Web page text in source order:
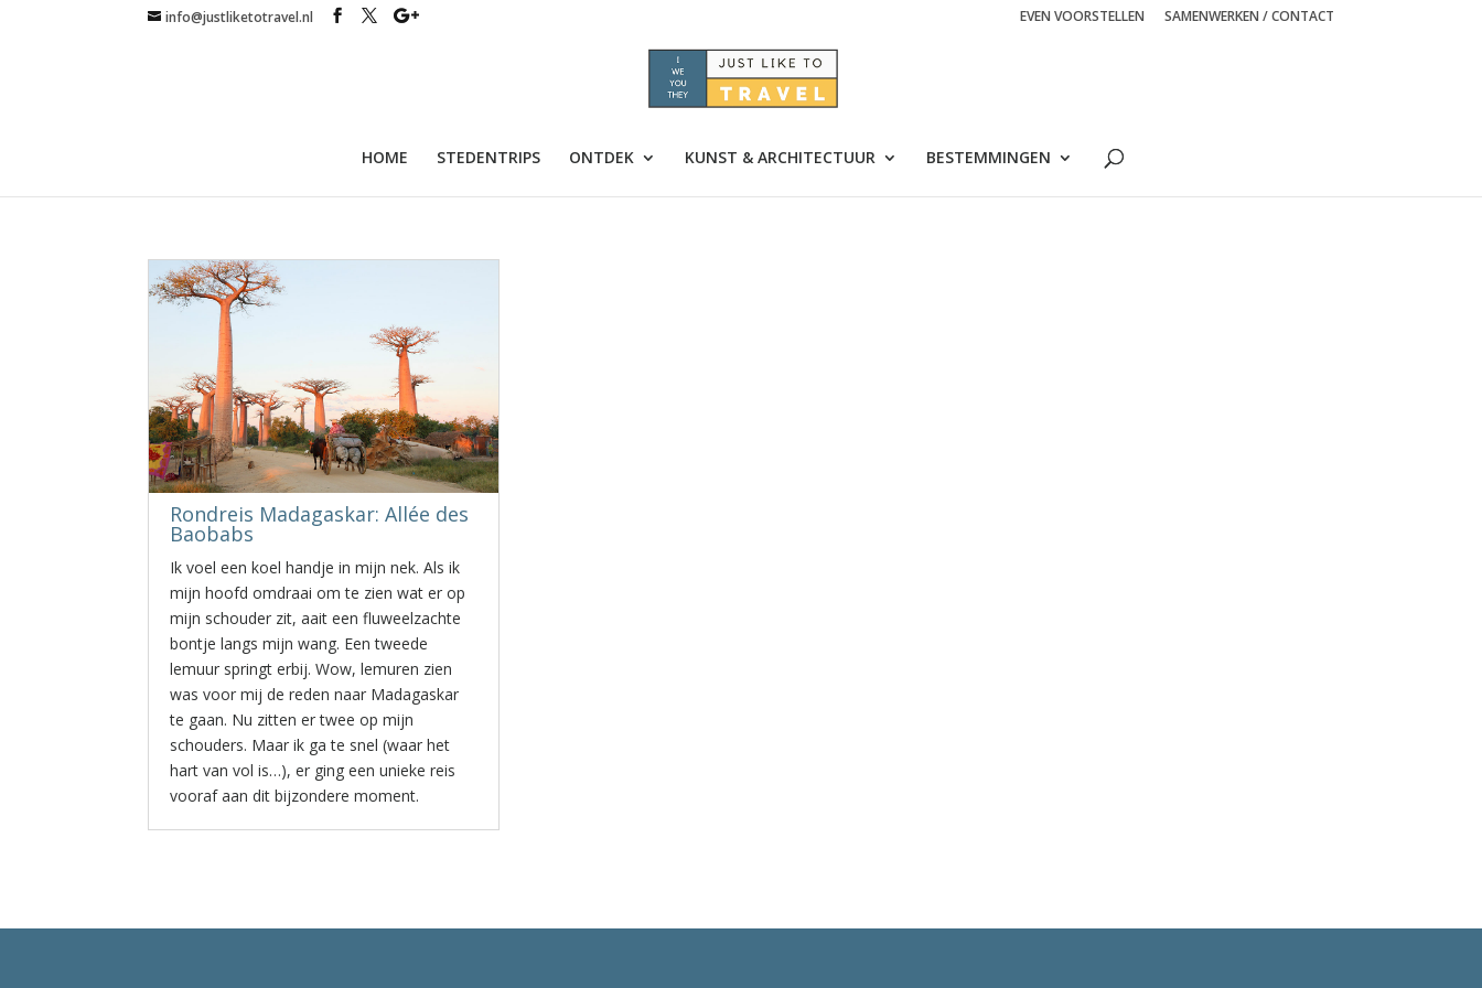
info@justliketotravel.nl EVEN VOORSTELLEN SAMENWERKEN / CONTACT
HOME STEDENTRIPS ONTDEK KUNST & ARCHITECTUUR BESTEMMINGEN
Rondreis Madagaskar: Allée des
Baobabs
Ik voel een koel handje in mijn nek. Als ik
mijn hoofd omdraai om te zien wat er op
mijn schouder zit, aait een fluweelzachte
bontje langs mijn wang. Een tweede
lemuur springt erbij. Wow, lemuren zien
was voor mij de reden naar Madagaskar
te gaan. Nu zitten er twee op mijn
schouders. Maar ik ga te snel (waar het
hart van vol is…), er ging een unieke reis
vooraf aan dit bijzondere moment.